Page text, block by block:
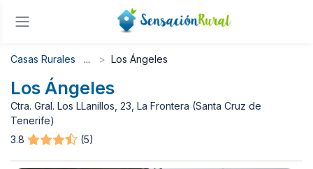
Casas Rurales Los Ángeles
Los Ángeles
Ctra. Gral. Los LLanillos, 23, La Frontera (Santa Cruz de
Tenerife)
3.8
(5)